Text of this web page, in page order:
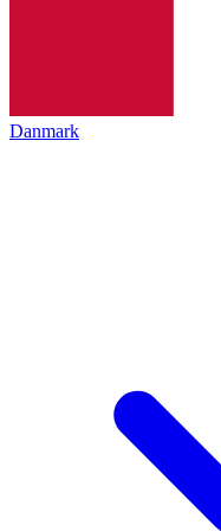
Danmark